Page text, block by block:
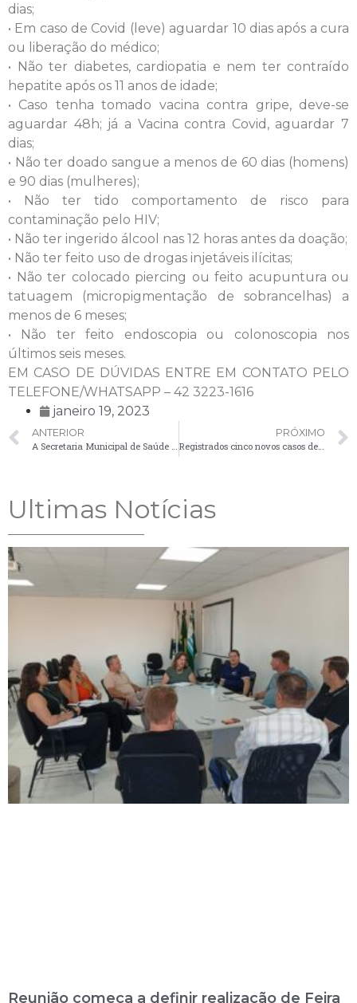
dias;
• Em caso de Covid (leve) aguardar 10 dias após a cura
ou liberação do médico;
• Não ter diabetes, cardiopatia e nem ter contraído
hepatite após os 11 anos de idade;
• Caso tenha tomado vacina contra gripe, deve-se
aguardar 48h; já a Vacina contra Covid, aguardar 7
dias;
• Não ter doado sangue a menos de 60 dias (homens)
e 90 dias (mulheres);
• Não ter tido comportamento de risco para
contaminação pelo HIV;
• Não ter ingerido álcool nas 12 horas antes da doação;
• Não ter feito uso de drogas injetáveis ilícitas;
• Não ter colocado piercing ou feito acupuntura ou
tatuagem (micropigmentação de sobrancelhas) a
menos de 6 meses;
• Não ter feito endoscopia ou colonoscopia nos
últimos seis meses.
EM CASO DE DÚVIDAS ENTRE EM CONTATO PELO
TELEFONE/WHATSAPP – 42 3223-1616
janeiro 19, 2023
ANTERIOR
PRÓXIMO
Registrados cinco novos casos de Covid-19 no boletim desta sexta-feira (20)
Ultimas Notícias
Reunião começa a definir realização de Feira